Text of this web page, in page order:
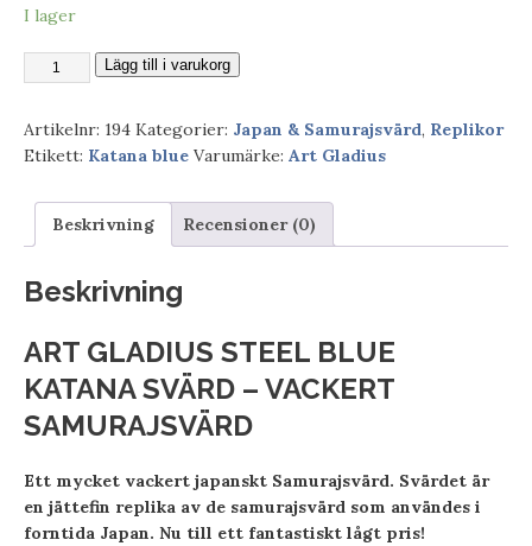
I lager
Lägg till i varukorg
Artikelnr: 194 Kategorier: Japan & Samurajsvärd, Replikor
Etikett: Katana blue Varumärke: Art Gladius
Beskrivning Recensioner (0)
Beskrivning
ART GLADIUS STEEL BLUE
KATANA SVÄRD – VACKERT
SAMURAJSVÄRD
Ett mycket vackert japanskt Samurajsvärd. Svärdet är
en jättefin replika av de samurajsvärd som användes i
forntida Japan. Nu till ett fantastiskt lågt pris!